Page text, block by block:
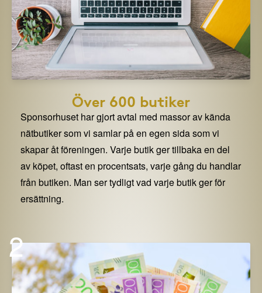
Över 600 butiker
Sponsorhuset har gjort avtal med massor av kända
nätbutiker som vi samlar på en egen sida som vi
skapar åt föreningen. Varje butik ger tillbaka en del
av köpet, oftast en procentsats, varje gång du handlar
från butiken. Man ser tydligt vad varje butik ger för
ersättning.
2